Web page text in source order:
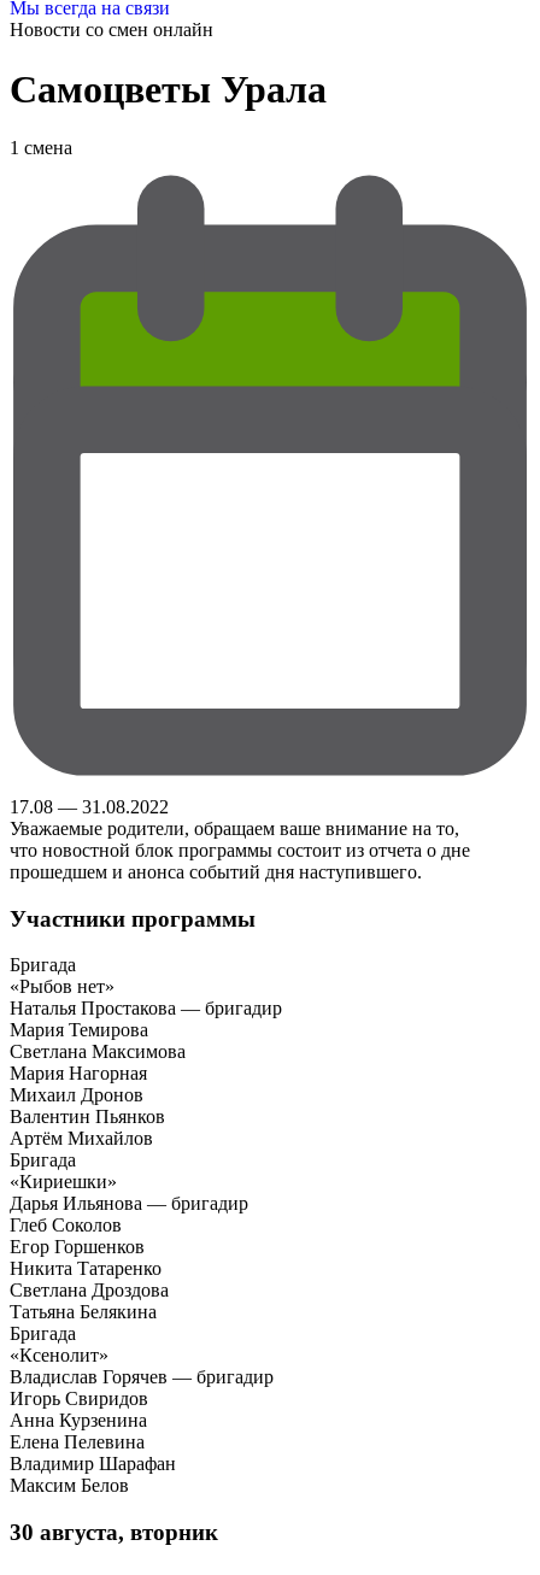
Мы всегда на связи
Новости со смен онлайн
Самоцветы Урала
1 смена
17.08 — 31.08.2022
Уважаемые родители, обращаем ваше внимание на то,
что новостной блок программы состоит из отчета о дне
прошедшем и анонса событий дня наступившего.
Участники программы
Бригада
«Рыбов нет»
Наталья Простакова — бригадир
Мария Темирова
Светлана Максимова
Мария Нагорная
Михаил Дронов
Валентин Пьянков
Артём Михайлов
Бригада
«Кириешки»
Дарья Ильянова — бригадир
Глеб Соколов
Егор Горшенков
Никита Татаренко
Светлана Дроздова
Татьяна Белякина
Бригада
«Ксенолит»
Владислав Горячев — бригадир
Игорь Свиридов
Анна Курзенина
Елена Пелевина
Владимир Шарафан
Максим Белов
30 августа, вторник